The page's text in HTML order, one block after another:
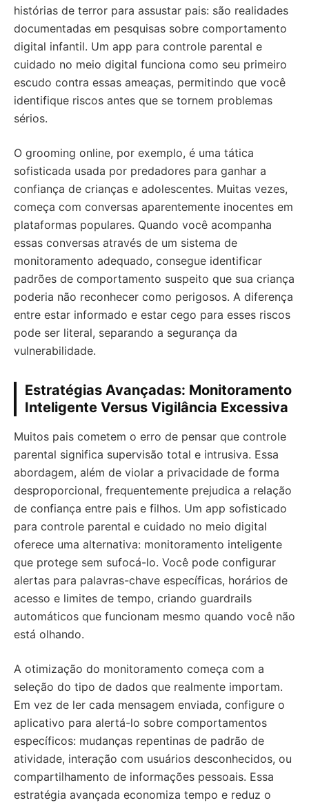
histórias de terror para assustar pais: são realidades
documentadas em pesquisas sobre comportamento
digital infantil. Um app para controle parental e
cuidado no meio digital funciona como seu primeiro
escudo contra essas ameaças, permitindo que você
identifique riscos antes que se tornem problemas
sérios.
O grooming online, por exemplo, é uma tática
sofisticada usada por predadores para ganhar a
confiança de crianças e adolescentes. Muitas vezes,
começa com conversas aparentemente inocentes em
plataformas populares. Quando você acompanha
essas conversas através de um sistema de
monitoramento adequado, consegue identificar
padrões de comportamento suspeito que sua criança
poderia não reconhecer como perigosos. A diferença
entre estar informado e estar cego para esses riscos
pode ser literal, separando a segurança da
vulnerabilidade.
Estratégias Avançadas: Monitoramento
Inteligente Versus Vigilância Excessiva
Muitos pais cometem o erro de pensar que controle
parental significa supervisão total e intrusiva. Essa
abordagem, além de violar a privacidade de forma
desproporcional, frequentemente prejudica a relação
de confiança entre pais e filhos. Um app sofisticado
para controle parental e cuidado no meio digital
oferece uma alternativa: monitoramento inteligente
que protege sem sufocá-lo. Você pode configurar
alertas para palavras-chave específicas, horários de
acesso e limites de tempo, criando guardrails
automáticos que funcionam mesmo quando você não
está olhando.
A otimização do monitoramento começa com a
seleção do tipo de dados que realmente importam.
Em vez de ler cada mensagem enviada, configure o
aplicativo para alertá-lo sobre comportamentos
específicos: mudanças repentinas de padrão de
atividade, interação com usuários desconhecidos, ou
compartilhamento de informações pessoais. Essa
estratégia avançada economiza tempo e reduz o